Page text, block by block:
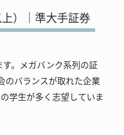
）｜準大手証券
。メガバンク系列の証
のバランスが取れた企業
学生が多く志望していま